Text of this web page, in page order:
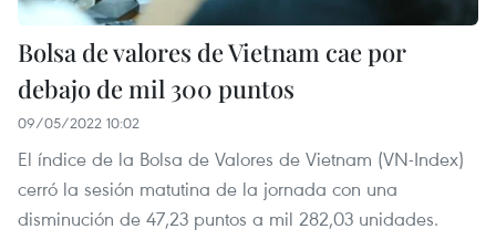
Bolsa de valores de Vietnam cae por
debajo de mil 300 puntos
09/05/2022 10:02
El índice de la Bolsa de Valores de Vietnam (VN-Index)
cerró la sesión matutina de la jornada con una
disminución de 47,23 puntos a mil 282,03 unidades.